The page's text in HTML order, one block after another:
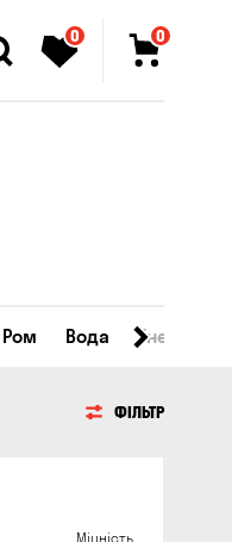
0 0
Ром Вода
ФІЛЬТР
Міцність